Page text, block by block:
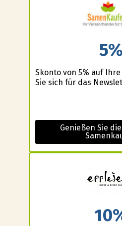
5%
Skonto von 5% auf
Sie sich für das
Genießen Sie